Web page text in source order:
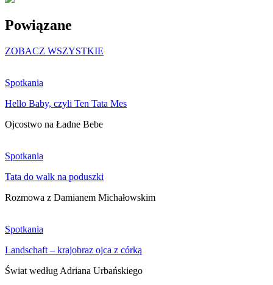
Powiązane
ZOBACZ WSZYSTKIE
Spotkania
Hello Baby, czyli Ten Tata Mes
Ojcostwo na Ładne Bebe
Spotkania
Tata do walk na poduszki
Rozmowa z Damianem Michałowskim
Spotkania
Landschaft – krajobraz ojca z córką
Świat według Adriana Urbańskiego